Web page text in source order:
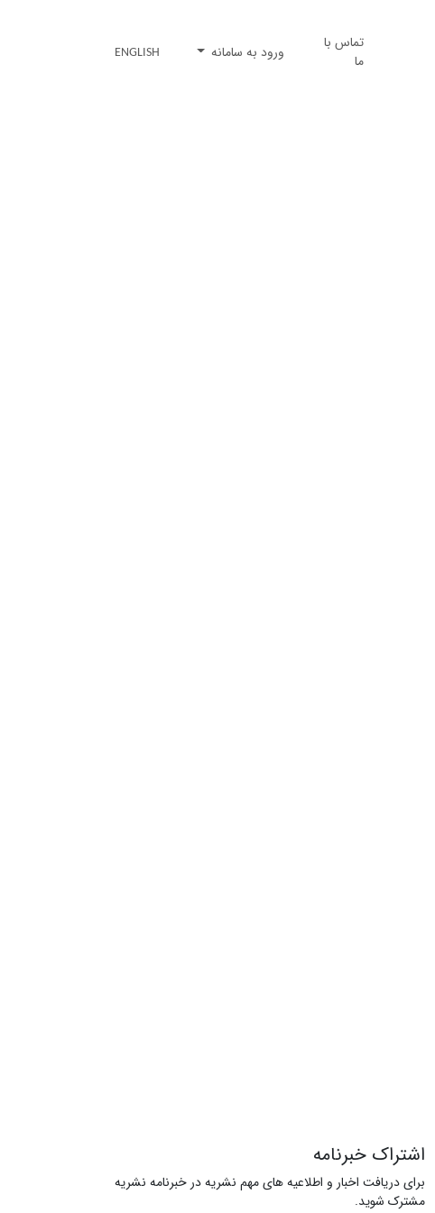
تماس با
ما
ورود به سامانه ENGLISH
اشتراک خبرنامه
برای دریافت اخبار و اطلاعیه های مهم نشریه در خبرنامه نشریه
مشترک شوید.